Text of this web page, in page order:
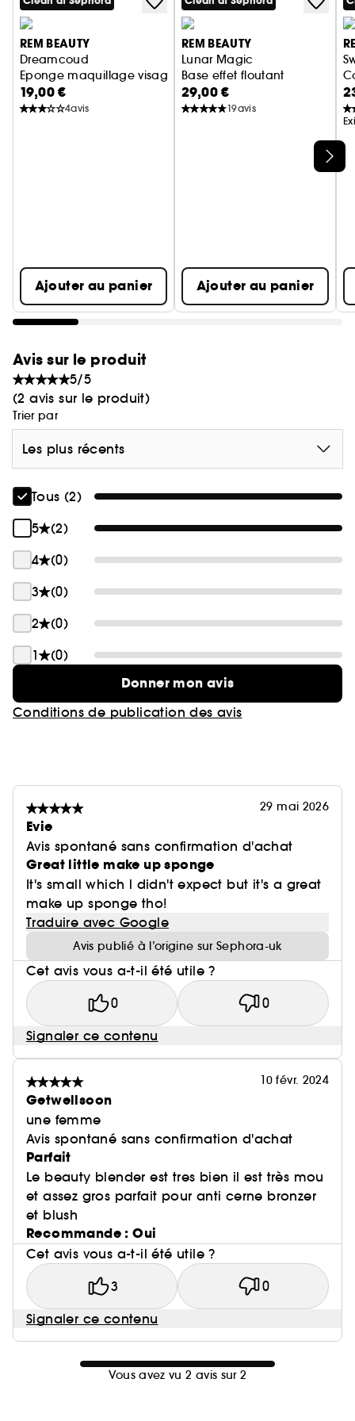
REM BEAUTY
Dreamcoud
Eponge maquillage visage
19,00 €
4avis
Ajouter au panier
REM BEAUTY
Lunar Magic
Base effet floutant
29,00 €
19avis
Ajouter au panier
Avis sur le produit
5/5
(2 avis sur le produit)
Trier par
Les plus récents
Tous (2)
5
(2)
4
(0)
3
(0)
2
(0)
1
(0)
Donner mon avis
Conditions de publication des avis
29 mai 2026
Evie
Avis spontané sans confirmation d'achat
Great little make up sponge
It's small which l didn't expect but it's a great
make up sponge tho!
Traduire avec Google
Avis publié à l’origine sur Sephora-uk
Cet avis vous a-t-il été utile ?
0 0
Signaler ce contenu
10 févr. 2024
Getwellsoon
une femme
Avis spontané sans confirmation d'achat
Parfait
Le beauty blender est tres bien il est très mou
et assez gros parfait pour anti cerne bronzer
et blush
Recommande : Oui
Cet avis vous a-t-il été utile ?
3 0
Signaler ce contenu
Vous avez vu 2 avis sur 2